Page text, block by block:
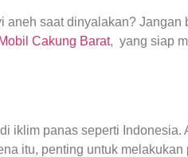
saat dinyalakan? Jangan
Cakung Barat, yang siap
iklim panas seperti Indonesia.
itu, penting untuk